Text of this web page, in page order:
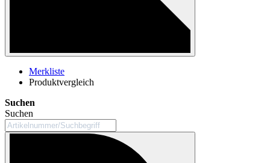
Merkliste
Produktvergleich
Suchen
Suchen